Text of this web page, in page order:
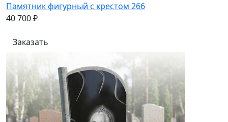
Памятник фигурный с крестом 266
40 700 ₽
Заказать